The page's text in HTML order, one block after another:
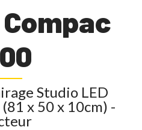
Studio LED
x 50 x 10cm) -